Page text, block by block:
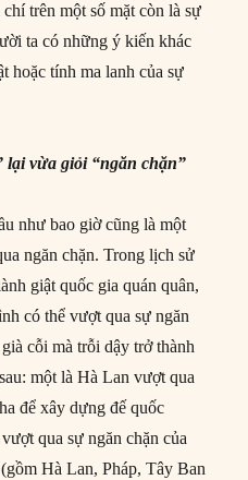
trên một số mặt còn là sự
ta có những ý kiến khác
hoặc tính ma lanh của sự
lại vừa giỏi “ngăn chặn”
như bao giờ cũng là một
ngăn chặn. Trong lịch sử
giật quốc gia quán quân,
có thể vượt qua sự ngăn
cỗi mà trỗi dậy trở thành
một là Hà Lan vượt qua
để xây dựng đế quốc
qua sự ngăn chặn của
Hà Lan, Pháp, Tây Ban